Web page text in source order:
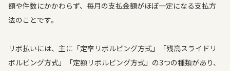
額や件数にかかわらず、毎月の支払金額がほぼ一定になる支払方
法のことです。
リボ払いには、主に「定率リボルビング方式」「残高スライドリ
ボルビング方式」「定額リボルビング方式」の3つの種類があり、